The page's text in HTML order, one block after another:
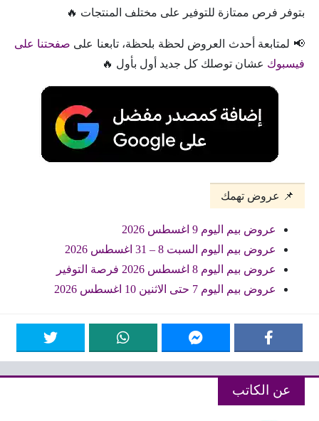
بتوفر فرص ممتازة للتوفير على مختلف المنتجات 🔥
📢 لمتابعة أحدث العروض لحظة بلحظة، تابعنا على صفحتنا على
فيسبوك عشان توصلك كل جديد أول بأول 🔥
📌 عروض تهمك
عروض بيم اليوم 9 اغسطس 2026
عروض بيم اليوم السبت 8 – 31 اغسطس 2026
عروض بيم اليوم 8 اغسطس 2026 فرصة التوفير
عروض بيم اليوم 7 حتى الاثنين 10 اغسطس 2026
عن الكاتب